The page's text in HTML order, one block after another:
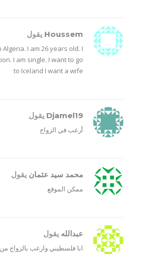
Houssem يقول
I am 26 years old. I
I am single. I want to go
to Iceland I want a wife
Djamel19 يقول
أرغب في الزواج
محمد سيد عثمان يقول
ممكن الموقع
عبدالله يقول
انا فلسطيني وارغب بالزواج من